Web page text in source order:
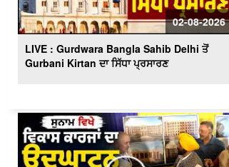
02-08-2026
LIVE : Gurdwara Bangla Sahib Delhi ਤੋਂ
Gurbani Kirtan ਦਾ ਸਿੱਧਾ ਪ੍ਰਸਾਰਣ